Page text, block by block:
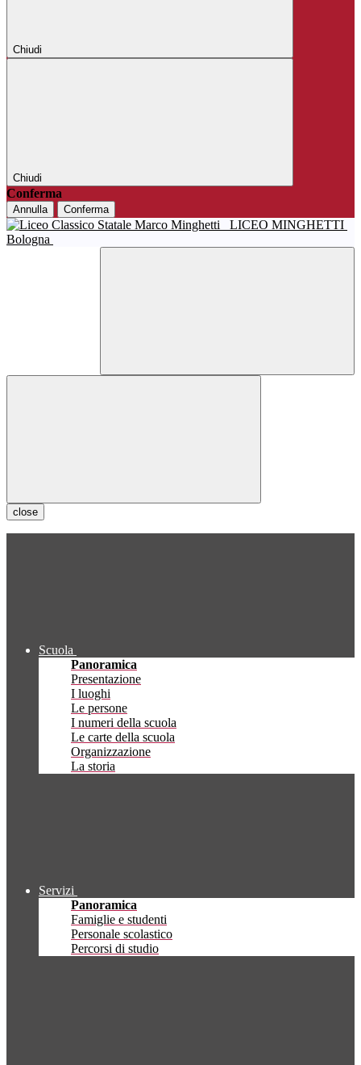
Chiudi
Chiudi
Conferma
Annulla Conferma
LICEO MINGHETTI
Bologna
close
Scuola
Panoramica
Presentazione
I luoghi
Le persone
I numeri della scuola
Le carte della scuola
Organizzazione
La storia
Servizi
Panoramica
Famiglie e studenti
Personale scolastico
Percorsi di studio